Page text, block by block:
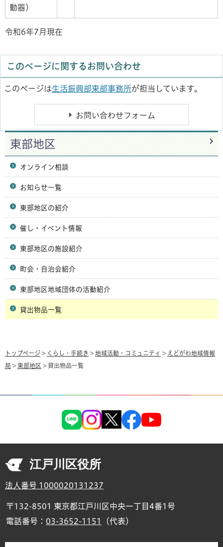
動器）
令和6年7月現在
このページに関するお問い合わせ
このページは生活振興部東部事務所が担当しています。
東部地区
オンライン相談
お知らせ一覧
東部地区の紹介
催し・イベント情報
東部地区の施設紹介
町会・自治会紹介
東部地区地域団体の活動紹介
貸出物品一覧
トップページ > くらし・手続き > 地域活動・コミュニティ > えどがわ地域情報
局 > 東部地区 > 貸出物品一覧
江戸川区役所
法人番号 1000020131237
〒132-8501 東京都江戸川区中央一丁目4番1号
電話番号： 03-3652-1151 （代表）